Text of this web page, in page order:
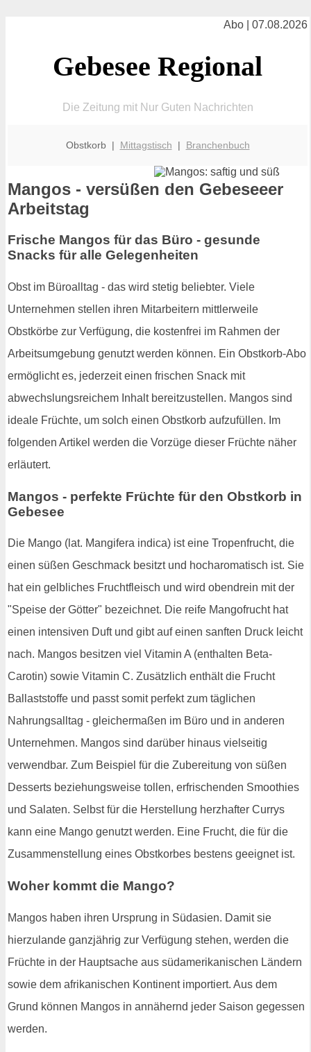
Abo | 07.08.2026
Gebesee Regional
Die Zeitung mit Nur Guten Nachrichten
Obstkorb | Mittagstisch | Branchenbuch
Mangos - versüßen den Gebeseeer
Arbeitstag
Frische Mangos für das Büro - gesunde
Snacks für alle Gelegenheiten
Obst im Büroalltag - das wird stetig beliebter. Viele
Unternehmen stellen ihren Mitarbeitern mittlerweile
Obstkörbe zur Verfügung, die kostenfrei im Rahmen der
Arbeitsumgebung genutzt werden können. Ein Obstkorb-Abo
ermöglicht es, jederzeit einen frischen Snack mit
abwechslungsreichem Inhalt bereitzustellen. Mangos sind
ideale Früchte, um solch einen Obstkorb aufzufüllen. Im
folgenden Artikel werden die Vorzüge dieser Früchte näher
erläutert.
Mangos - perfekte Früchte für den Obstkorb in
Gebesee
Die Mango (lat. Mangifera indica) ist eine Tropenfrucht, die
einen süßen Geschmack besitzt und hocharomatisch ist. Sie
hat ein gelbliches Fruchtfleisch und wird obendrein mit der
"Speise der Götter" bezeichnet. Die reife Mangofrucht hat
einen intensiven Duft und gibt auf einen sanften Druck leicht
nach. Mangos besitzen viel Vitamin A (enthalten Beta-
Carotin) sowie Vitamin C. Zusätzlich enthält die Frucht
Ballaststoffe und passt somit perfekt zum täglichen
Nahrungsalltag - gleichermaßen im Büro und in anderen
Unternehmen. Mangos sind darüber hinaus vielseitig
verwendbar. Zum Beispiel für die Zubereitung von süßen
Desserts beziehungsweise tollen, erfrischenden Smoothies
und Salaten. Selbst für die Herstellung herzhafter Currys
kann eine Mango genutzt werden. Eine Frucht, die für die
Zusammenstellung eines Obstkorbes bestens geeignet ist.
Woher kommt die Mango?
Mangos haben ihren Ursprung in Südasien. Damit sie
hierzulande ganzjährig zur Verfügung stehen, werden die
Früchte in der Hauptsache aus südamerikanischen Ländern
sowie dem afrikanischen Kontinent importiert. Aus dem
Grund können Mangos in annähernd jeder Saison gegessen
werden.